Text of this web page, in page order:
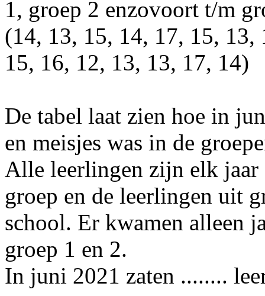
De tabel laat zien hoe in
en meisjes was in de
Alle leerlingen zijn elk jaar
groep en de leerlingen uit
school. Er kwamen alleen
groep 1 en 2.
In juni 2021 zaten ........